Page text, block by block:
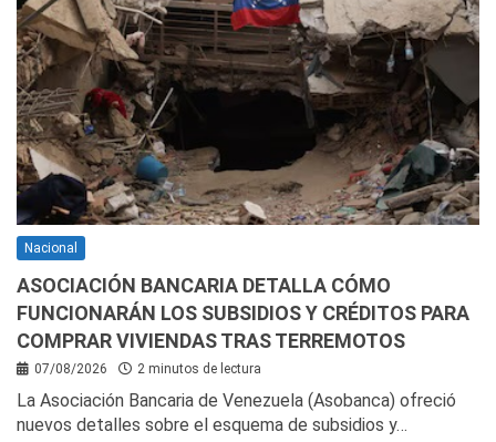
Nacional
ASOCIACIÓN BANCARIA DETALLA CÓMO
FUNCIONARÁN LOS SUBSIDIOS Y CRÉDITOS PARA
COMPRAR VIVIENDAS TRAS TERREMOTOS
07/08/2026 2 minutos de lectura
La Asociación Bancaria de Venezuela (Asobanca) ofreció
nuevos detalles sobre el esquema de subsidios y…